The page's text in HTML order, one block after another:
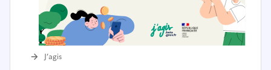
J’agis